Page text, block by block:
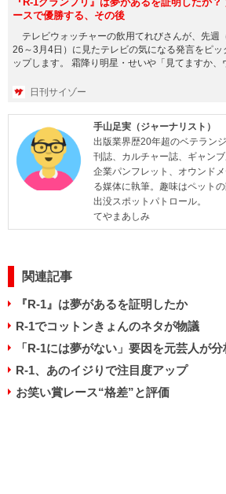
ースで優勝する、その後
テレビウォッチャーの飲用てれびさんが、先週
26～3月4日）に見たテレビの気になる発言をピッ
ップします。 霜降り明星・せいや「見てますか、
日刊サイゾー
手山足実（ジャーナリスト）
出版業界歴20年超のベテラン
刊誌、カルチャー誌、ギャン
企業パンフレット、オウンド
る媒体に執筆。趣味はペット
出没スポットパトロール。
てやまあしみ
関連記事
『R-1』は夢があるを証明したか
R-1でコットンきょんのネタが物議
「R-1には夢がない」要因を元芸人が分
R-1、あのイジりで注目度アップ
お笑い賞レース“格差”と評価